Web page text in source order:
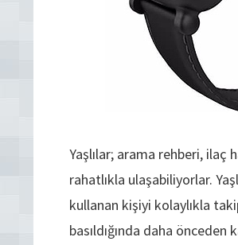
Yaşlılar; arama rehberi,
rahatlıkla ulaşabiliyorlar.
kullanan kişiyi kolaylıkla
basıldığında daha